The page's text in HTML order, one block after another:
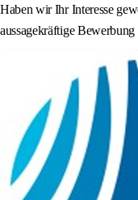
Haben wir Ihr Interesse
aussagekräftige